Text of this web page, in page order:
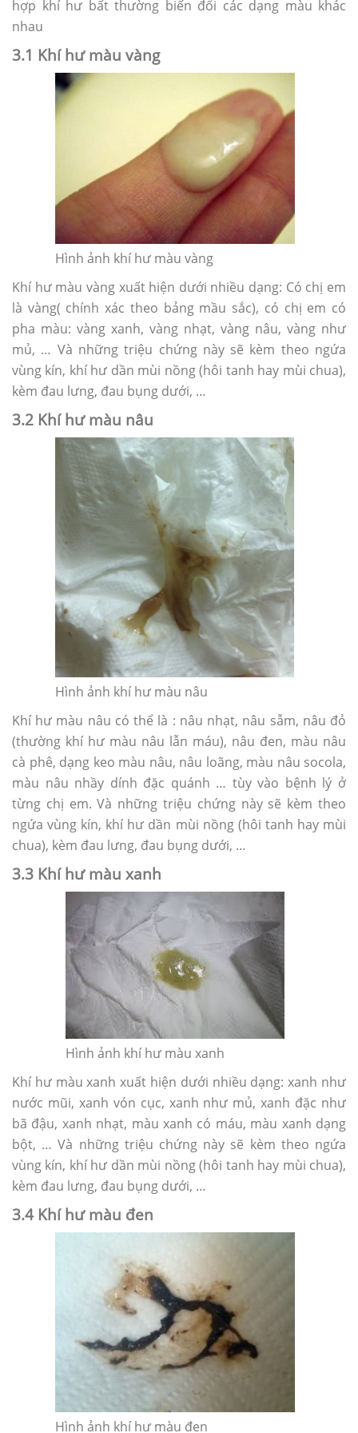
hợp khí hư bất thường biến đổi các dạng màu khác
nhau
3.1 Khí hư màu vàng
Hình ảnh khí hư màu vàng
Khí hư màu vàng xuất hiện dưới nhiều dạng: Có chị em
là vàng( chính xác theo bảng mầu sắc), có chị em có
pha màu: vàng xanh, vàng nhạt, vàng nâu, vàng như
mủ, … Và những triệu chứng này sẽ kèm theo ngứa
vùng kín, khí hư dần mùi nồng (hôi tanh hay mùi chua),
kèm đau lưng, đau bụng dưới, …
3.2 Khí hư màu nâu
Hình ảnh khí hư màu nâu
Khí hư màu nâu có thể là : nâu nhạt, nâu sẫm, nâu đỏ
(thường khí hư màu nâu lẫn máu), nâu đen, màu nâu
cà phê, dạng keo màu nâu, nâu loãng, màu nâu socola,
màu nâu nhầy dính đặc quánh … tùy vào bệnh lý ở
từng chị em. Và những triệu chứng này sẽ kèm theo
ngứa vùng kín, khí hư dần mùi nồng (hôi tanh hay mùi
chua), kèm đau lưng, đau bụng dưới, …
3.3 Khí hư màu xanh
Hình ảnh khí hư màu xanh
Khí hư màu xanh xuất hiện dưới nhiều dạng: xanh như
nước mũi, xanh vón cục, xanh như mủ, xanh đặc như
bã đậu, xanh nhạt, màu xanh có máu, màu xanh dạng
bột, … Và những triệu chứng này sẽ kèm theo ngứa
vùng kín, khí hư dần mùi nồng (hôi tanh hay mùi chua),
kèm đau lưng, đau bụng dưới, …
3.4 Khí hư màu đen
Hình ảnh khí hư màu đen